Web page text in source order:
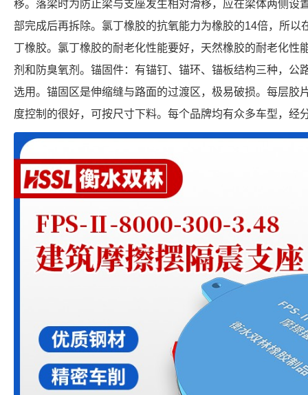
移。落梁时为防止梁与支座发生相对滑移，应在梁体两侧设
部完成后再拆除。氯丁橡胶的抗氧能力为橡胶的14倍，所以
丁橡胶。氯丁橡胶的耐老化性能要好，天然橡胶的耐老化性
剂和防臭氧剂。锚固件：有锚钉、锚环、锚板结构三种，公
选用。锚固区是伸缩缝与路面的过渡区，极易破损。每层胶
度控制的很好，可按尺寸下料。每个品牌均有众多车型，经